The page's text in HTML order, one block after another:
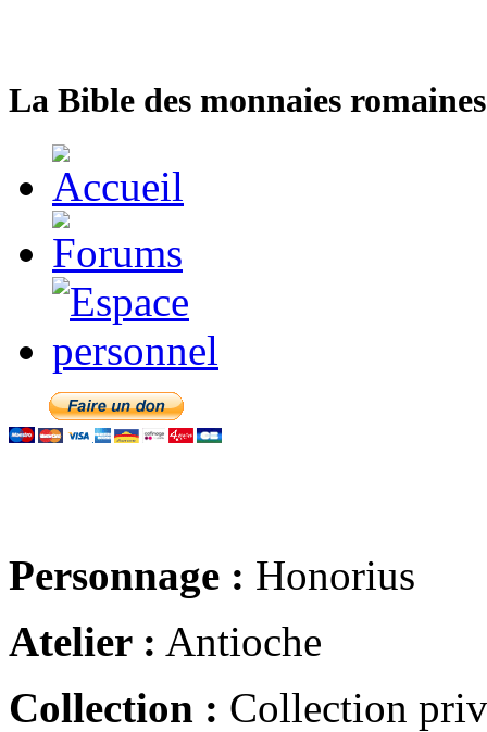
La Bible des monnaies
Personnage : Honorius
Atelier : Antioche
Collection : Collection